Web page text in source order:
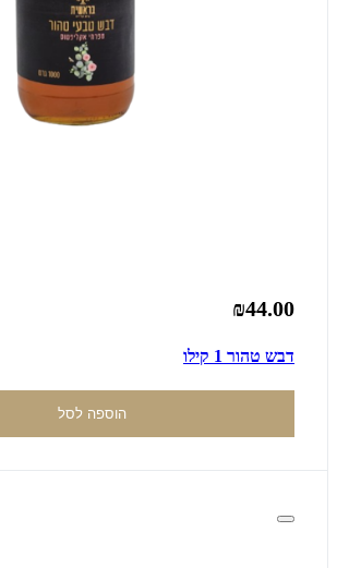
₪44.00
דבש טהור 1 קילו
הוספה לסל